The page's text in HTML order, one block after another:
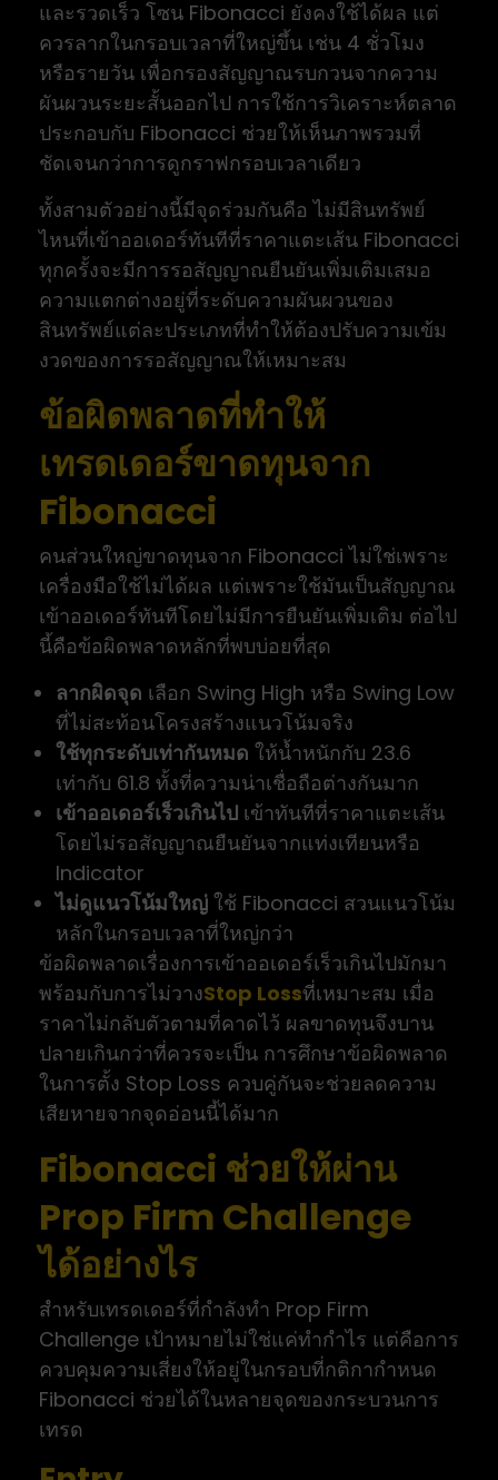
และรวดเร็ว โซน Fibonacci ยังคงใช้ได้ผล แต่
ควรลากในกรอบเวลาที่ใหญ่ขึ้น เช่น 4 ชั่วโมง
หรือรายวัน เพื่อกรองสัญญาณรบกวนจากความ
ผันผวนระยะสั้นออกไป การใช้การวิเคราะห์ตลาด
ประกอบกับ Fibonacci ช่วยให้เห็นภาพรวมที่
ชัดเจนกว่าการดูกราฟกรอบเวลาเดียว
ทั้งสามตัวอย่างนี้มีจุดร่วมกันคือ ไม่มีสินทรัพย์
ไหนที่เข้าออเดอร์ทันทีที่ราคาแตะเส้น Fibonacci
ทุกครั้งจะมีการรอสัญญาณยืนยันเพิ่มเติมเสมอ
ความแตกต่างอยู่ที่ระดับความผันผวนของ
สินทรัพย์แต่ละประเภทที่ทำให้ต้องปรับความเข้ม
งวดของการรอสัญญาณให้เหมาะสม
ข้อผิดพลาดที่ทำให้
เทรดเดอร์ขาดทุนจาก
Fibonacci
คนส่วนใหญ่ขาดทุนจาก Fibonacci ไม่ใช่เพราะ
เครื่องมือใช้ไม่ได้ผล แต่เพราะใช้มันเป็นสัญญาณ
เข้าออเดอร์ทันทีโดยไม่มีการยืนยันเพิ่มเติม ต่อไป
นี้คือข้อผิดพลาดหลักที่พบบ่อยที่สุด
ลากผิดจุด เลือก Swing High หรือ Swing Low
ที่ไม่สะท้อนโครงสร้างแนวโน้มจริง
ใช้ทุกระดับเท่ากันหมด ให้น้ำหนักกับ 23.6
เท่ากับ 61.8 ทั้งที่ความน่าเชื่อถือต่างกันมาก
เข้าออเดอร์เร็วเกินไป เข้าทันทีที่ราคาแตะเส้น
โดยไม่รอสัญญาณยืนยันจากแท่งเทียนหรือ
Indicator
ไม่ดูแนวโน้มใหญ่ ใช้ Fibonacci สวนแนวโน้ม
หลักในกรอบเวลาที่ใหญ่กว่า
ข้อผิดพลาดเรื่องการเข้าออเดอร์เร็วเกินไปมักมา
พร้อมกับการไม่วางStop Lossที่เหมาะสม เมื่อ
ราคาไม่กลับตัวตามที่คาดไว้ ผลขาดทุนจึงบาน
ปลายเกินกว่าที่ควรจะเป็น การศึกษาข้อผิดพลาด
ในการตั้ง Stop Loss ควบคู่กันจะช่วยลดความ
เสียหายจากจุดอ่อนนี้ได้มาก
Fibonacci ช่วยให้ผ่าน
Prop Firm Challenge
ได้อย่างไร
สำหรับเทรดเดอร์ที่กำลังทำ Prop Firm
Challenge เป้าหมายไม่ใช่แค่ทำกำไร แต่คือการ
ควบคุมความเสี่ยงให้อยู่ในกรอบที่กติกากำหนด
Fibonacci ช่วยได้ในหลายจุดของกระบวนการ
เทรด